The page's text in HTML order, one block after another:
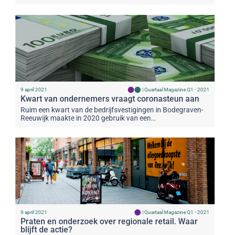
9 april 2021 |Quartaal Magazine Q1 - 2021
Kwart van ondernemers vraagt coronasteun aan
Ruim een kwart van de bedrijfsvestigingen in Bodegraven-
Reeuwijk maakte in 2020 gebruik van een…
9 april 2021 |Quartaal Magazine Q1 - 2021
Praten en onderzoek over regionale retail. Waar
blijft de actie?